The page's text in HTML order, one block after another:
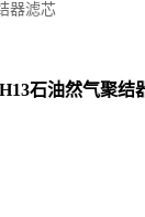
器滤芯
石油然气聚结